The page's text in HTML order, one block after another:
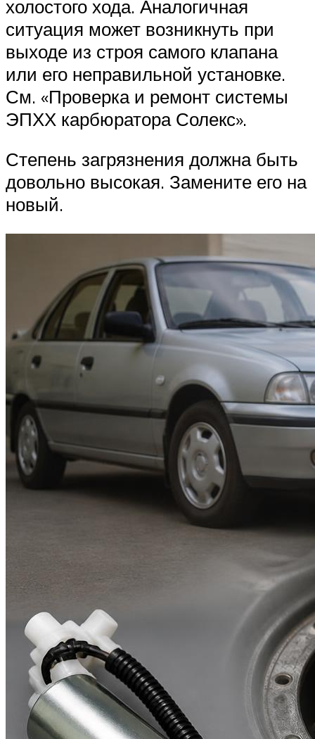
холостого хода. Аналогичная
ситуация может возникнуть при
выходе из строя самого клапана
или его неправильной установке.
См. «Проверка и ремонт системы
ЭПХХ карбюратора Солекс».
Степень загрязнения должна быть
довольно высокая. Замените его на
новый.